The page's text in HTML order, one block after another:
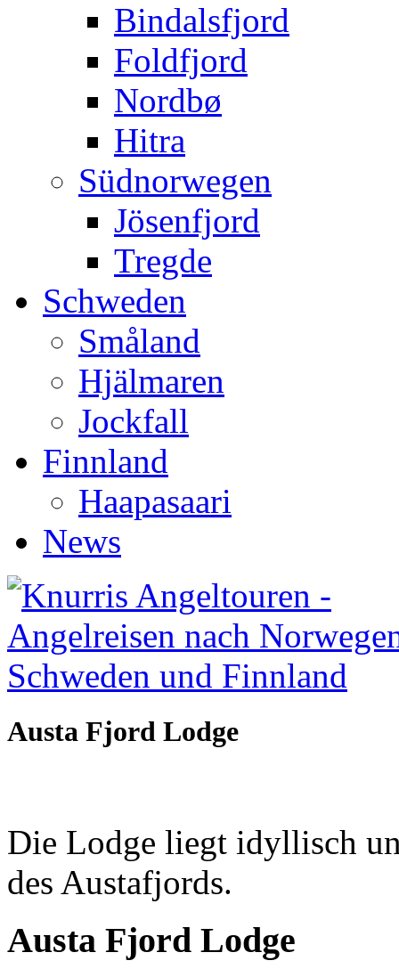
Bindalsfjord
Foldfjord
Nordbø
Hitra
Südnorwegen
Jösenfjord
Tregde
Schweden
Småland
Hjälmaren
Jockfall
Finnland
Haapasaari
News
Austa Fjord Lodge
Die Lodge liegt idyllisch
des Austafjords.
Austa Fjord Lodge